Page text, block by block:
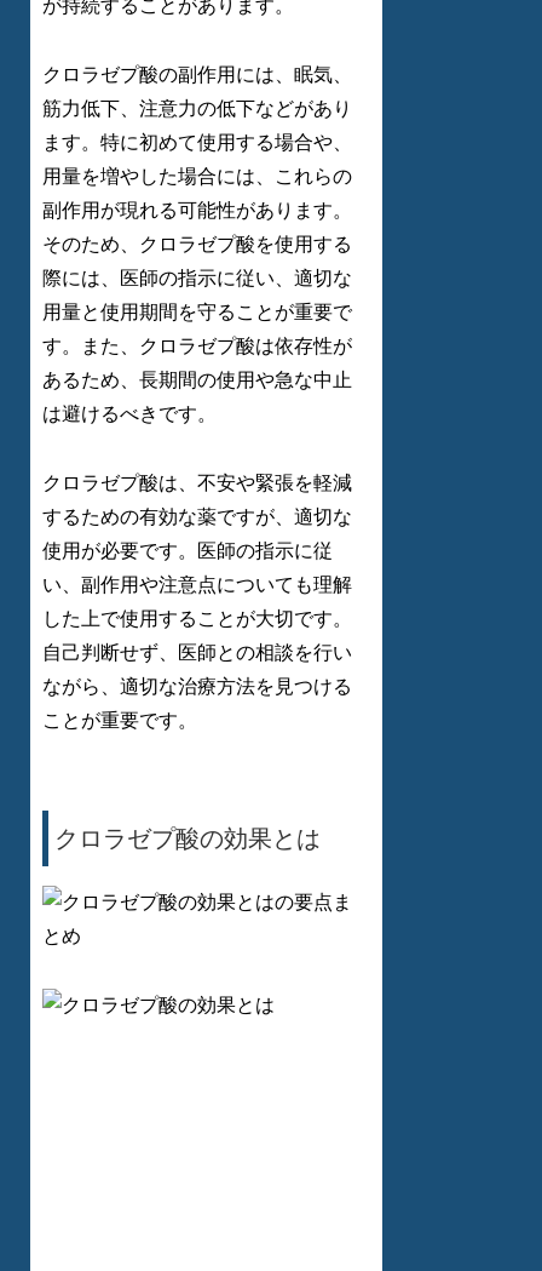
が持続することがあります。
クロラゼプ酸の副作用には、眠気、
筋力低下、注意力の低下などがあり
ます。特に初めて使用する場合や、
用量を増やした場合には、これらの
副作用が現れる可能性があります。
そのため、クロラゼプ酸を使用する
際には、医師の指示に従い、適切な
用量と使用期間を守ることが重要で
す。また、クロラゼプ酸は依存性が
あるため、長期間の使用や急な中止
は避けるべきです。
クロラゼプ酸は、不安や緊張を軽減
するための有効な薬ですが、適切な
使用が必要です。医師の指示に従
い、副作用や注意点についても理解
した上で使用することが大切です。
自己判断せず、医師との相談を行い
ながら、適切な治療方法を見つける
ことが重要です。
クロラゼプ酸の効果とは